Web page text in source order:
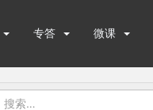
专答 微课
搜